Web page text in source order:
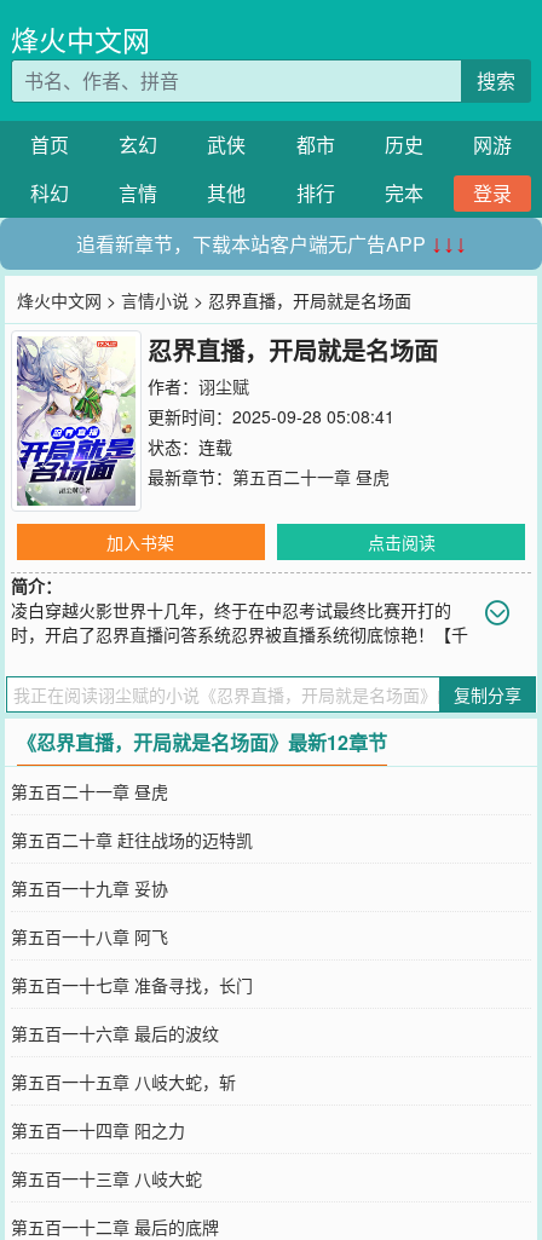
烽火中文网
搜索
首页 玄幻 武侠 都市 历史
网游
科幻
言情 其他 排行 完本
登录
追看新章节，下载本站客户端无广告APP ↓↓↓
烽火中文网 >言情小说 > 忍界直播，开局就是名场面
忍界直播，开局就是名场面
作者： 诩尘赋
更新时间：2025-09-28 05:08:41
状态：连载
最新章节： 第五百二十一章 昼虎
加入书架
点击阅读
简介：
凌白穿越火影世界十几年，终于在中忍考试最终比赛开打的
时，开启了忍界直播问答系统忍界被直播系统彻底惊艳！【千
【猿飞日斩：我的死就封印了一双手？】【天道佩恩：角度飞段不死
二人组竟然死了？！】【宇智波鼬：愚蠢的欧豆豆，我给你放了个太
平洋~】【角都：小南…六千亿起爆符一起用，你是真不心疼我的
钱！！】【卡卡西：这本小说，能与其媲美的，只有亲热天堂~！】
您要是觉得《
忍界直播，开局就是名场面
您QQ群和微博微信里的朋友推荐哦！
复制分享
《忍界直播，开局就是名场面》最新12章节
第五百二十一章 昼虎
第五百二十章 赶往战场的迈特凯
第五百一十九章 妥协
第五百一十八章 阿飞
第五百一十七章 准备寻找，长门
第五百一十六章 最后的波纹
第五百一十五章 八岐大蛇，斩
第五百一十四章 阳之力
第五百一十三章 八岐大蛇
第五百一十二章 最后的底牌